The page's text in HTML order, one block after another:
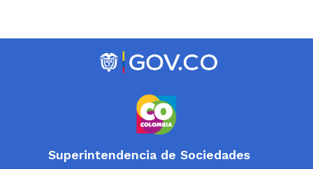
Superintendencia de Sociedades